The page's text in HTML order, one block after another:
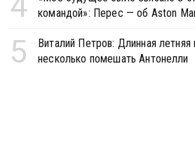
командой»: Перес — об Aston
5
Виталий Петров: Длинная
несколько помешать Антонелли